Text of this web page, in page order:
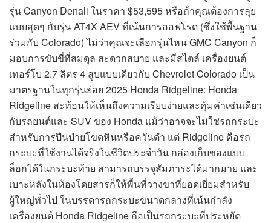
รุ่น Canyon Denali ในราคา $53,595 หรือถ้าคุณต้องการลุย
แบบสุดๆ กับรุ่น AT4X AEV ที่เน้นการออฟโรด (ซึ่งใช้พื้นฐาน
ร่วมกับ Colorado) ไม่ว่าคุณจะเลือกรุ่นไหน GMC Canyon ก็
มอบการขับขี่ที่สมดุล สะดวกสบาย และมีสไตล์ เครื่องยนต์
เทอร์โบ 2.7 ลิตร 4 สูบแบบเดียวกับ Chevrolet Colorado เป็น
มาตรฐานในทุกรุ่นย่อย 2025 Honda Ridgeline: Honda
Ridgeline สะท้อนให้เห็นถึงความเรียบง่ายและคุ้มค่าเช่นเดียว
กับรถยนต์และ SUV ของ Honda แม้ว่าอาจจะไม่ใช่รถกระบะ
สำหรับการปีนป่ายโขดหินหรือควันดำ แต่ Ridgeline คือรถ
กระบะที่ใช้งานได้จริงในชีวิตประจำวัน กล่องเก็บของแบบ
ล็อกได้ในกระบะท้าย สามารถบรรจุสัมภาระได้มากมาย และ
เบาะหลังในห้องโดยสารก็ให้พื้นที่วางขาที่ยอดเยี่ยมสำหรับ
ผู้ใหญ่ทั่วไป ในบรรดารถกระบะขนาดกลางที่เน้นกำลัง
เครื่องยนต์ Honda Ridgeline ถือเป็นรถกระบะที่ประหยัด